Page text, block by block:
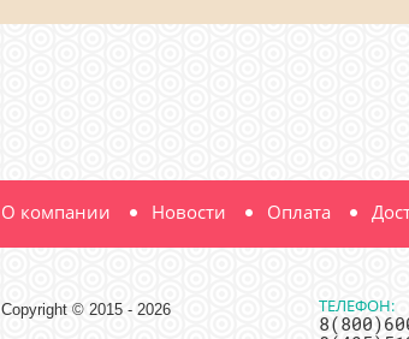
О компании Новости Оплата
Copyright © 2015 - 2026 ТЕЛЕФОН: